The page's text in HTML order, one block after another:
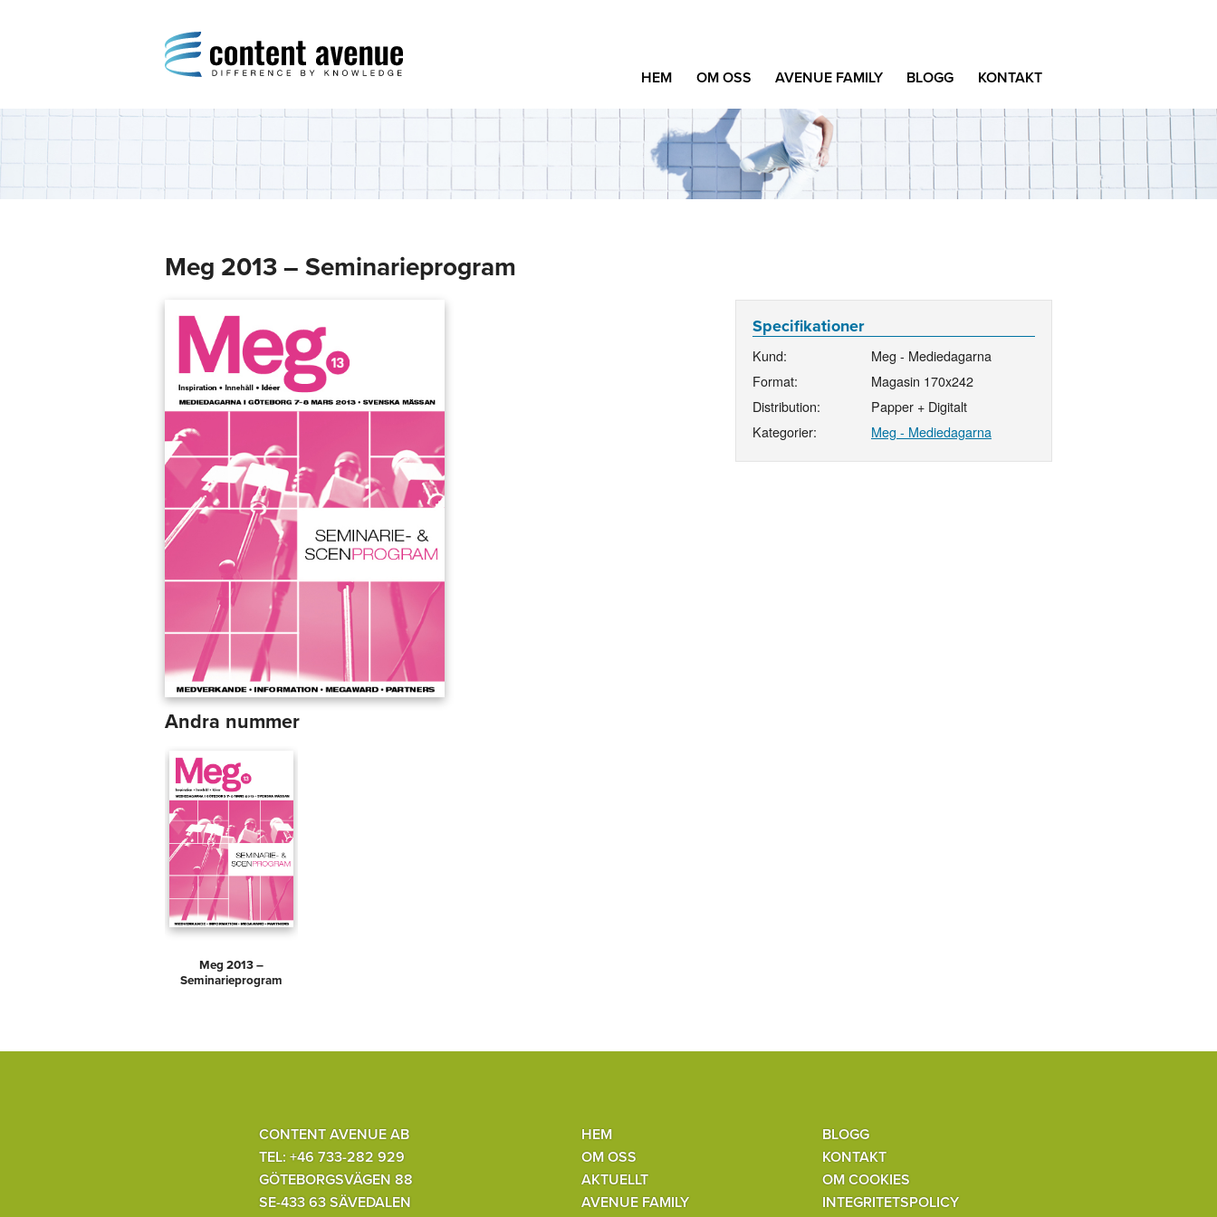
Difference by Knowledge
HEM OM OSS AVENUE FAMILY BLOGG KONTAKT
Meg 2013 – Seminarieprogram
Specifikationer
Kund:
Meg - Mediedagarna
Format:
Magasin 170x242
Distribution:
Papper + Digitalt
Kategorier:
Meg - Mediedagarna
Andra nummer
Meg 2013 –
Seminarieprogram
CONTENT AVENUE AB
TEL: +46 733-282 929
GÖTEBORGSVÄGEN 88
SE-433 63 SÄVEDALEN
HEM
OM OSS
AKTUELLT
AVENUE FAMILY
BLOGG
KONTAKT
OM COOKIES
INTEGRITETSPOLICY